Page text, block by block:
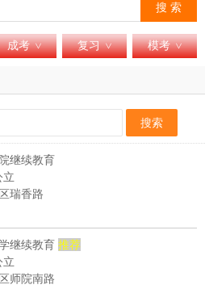
搜 索
成考 > 复习 > 模考 >
搜索
继续教育
立
瑞香路
继续教育 推荐
立
师院南路